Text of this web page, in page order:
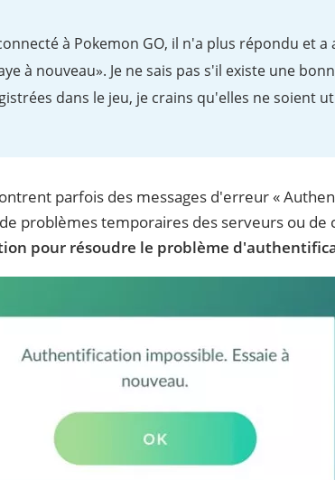
à Pokemon GO, il n'a plus répondu et a
à nouveau». Je ne sais pas s'il existe une
dans le jeu, je crains qu'elles ne soient
parfois des messages d'erreur «
problèmes temporaires des serveurs ou
pour résoudre le problème